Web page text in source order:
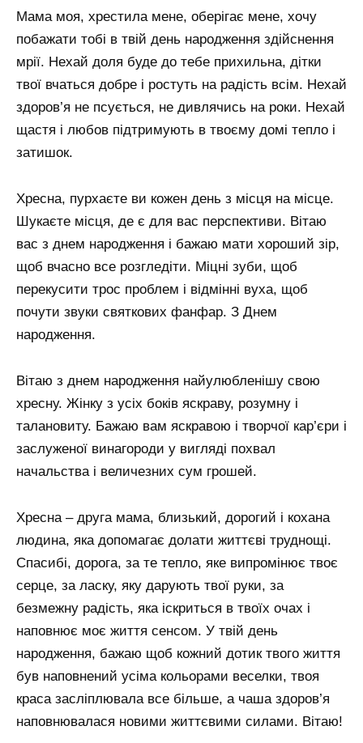
Мама моя, хрестила мене, оберігає мене, хочу
побажати тобі в твій день народження здійснення
мрії. Нехай доля буде до тебе прихильна, дітки
твої вчаться добре і ростуть на радість всім. Нехай
здоров’я не псується, не дивлячись на роки. Нехай
щастя і любов підтримують в твоєму домі тепло і
затишок.
Хресна, пурхаєте ви кожен день з місця на місце.
Шукаєте місця, де є для вас перспективи. Вітаю
вас з днем ​​народження і бажаю мати хороший зір,
щоб вчасно все розгледіти. Міцні зуби, щоб
перекусити трос проблем і відмінні вуха, щоб
почути звуки святкових фанфар. З Днем
народження.
Вітаю з днем ​​народження найулюбленішу свою
хресну. Жінку з усіх боків яскраву, розумну і
талановиту. Бажаю вам яскравою і творчої кар’єри і
заслуженої винагороди у вигляді похвал
начальства і величезних сум грошей.
Хресна – друга мама, близький, дорогий і кохана
людина, яка допомагає долати життєві труднощі.
Спасибі, дорога, за те тепло, яке випромінює твоє
серце, за ласку, яку дарують твої руки, за
безмежну радість, яка іскриться в твоїх очах і
наповнює моє життя сенсом. У твій день
народження, бажаю щоб кожний дотик твого життя
був наповнений усіма кольорами веселки, твоя
краса засліплювала все більше, а чаша здоров’я
наповнювалася новими життєвими силами. Вітаю!